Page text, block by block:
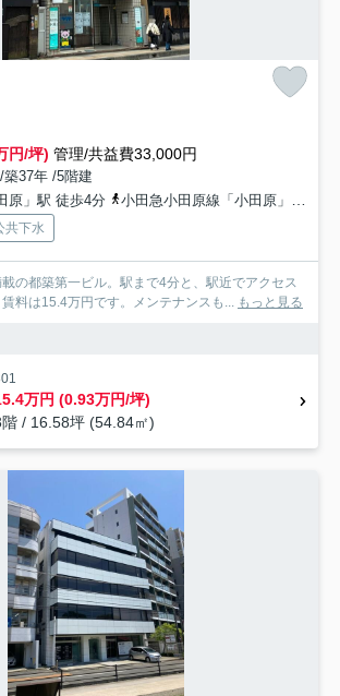
円/坪) 管理/共益費33,000円
築37年 /5階建
原」駅 徒歩4分
小田急小田原線「小田原」駅 徒歩6分
共下水
の都築第一ビル。駅まで4分と、駅近でアクセス
料は15.4万円です。メンテナンスも... もっと見る
万円 (0.93万円/坪)
/ 16.58坪 (54.84㎡)